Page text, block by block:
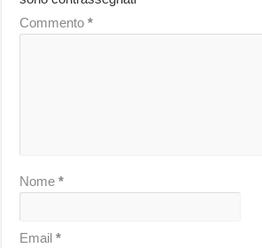
Commento*
Nome*
Email*